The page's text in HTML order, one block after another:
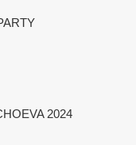
2024